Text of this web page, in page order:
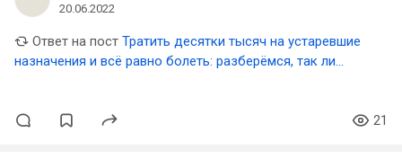
20.06.2022
Ответ на пост Тратить десятки тысяч на устаревшие
назначения и всё равно болеть: разберёмся, так ли
21